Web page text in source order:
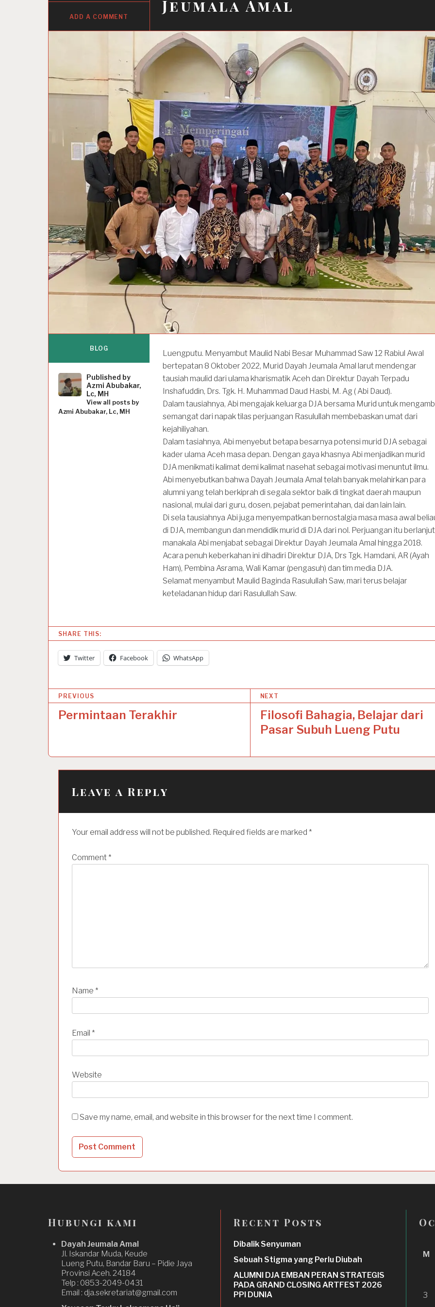
Jeumala Amal
ADD A COMMENT
Luengputu. Menyambut Maulid Nabi Besar Muhammad Saw 12 Rabiul Awal
bertepatan 8 Oktober 2022, Murid Dayah Jeumala Amal larut mendengar
tausiah maulid dari ulama kharismatik Aceh dan Direktur Dayah Terpadu
Inshafuddin, Drs. Tgk. H. Muhammad Daud Hasbi, M. Ag ( Abi Daud).
Dalam tausiahnya, Abi mengajak keluarga DJA bersama Murid untuk
semangat dari napak tilas perjuangan Rasulullah membebaskan umat dari
kejahiliyahan.
Dalam tasiahnya, Abi menyebut betapa besarnya potensi murid DJA sebagai
kader ulama Aceh masa depan. Dengan gaya khasnya Abi menjadikan murid
DJA menikmati kalimat demi kalimat nasehat sebagai motivasi menuntut ilmu.
Abi menyebutkan bahwa Dayah Jeumala Amal telah banyak melahirkan para
alumni yang telah berkiprah di segala sektor baik di tingkat daerah maupun
nasional, mulai dari guru, dosen, pejabat pemerintahan, dai dan lain lain.
Di sela tausiahnya Abi juga menyempatkan bernostalgia masa masa awal
di DJA, membangun dan mendidik murid di DJA dari nol. Perjuangan itu berlanjut
manakala Abi menjabat sebagai Direktur Dayah Jeumala Amal hingga 2018.
Acara penuh keberkahan ini dihadiri Direktur DJA, Drs Tgk. Hamdani, AR (Ayah
Ham), Pembina Asrama, Wali Kamar (pengasuh) dan tim media DJA.
Selamat menyambut Maulid Baginda Rasulullah Saw, mari terus belajar
keteladanan hidup dari Rasulullah Saw.
BLOG
Published by
Azmi Abubakar,
Lc, MH
View all posts by
Azmi Abubakar, Lc, MH
SHARE THIS:
Twitter Facebook WhatsApp
o
n
PREVIOUS
Permintaan Terakhir
NEXT
Filosofi Bahagia, Belajar dari
Pasar Subuh Lueng Putu
Leave a Reply
Your email address will not be published. Required fields are marked *
Comment *
Name *
Email *
Website
Save my name, email, and website in this browser for the next time I comment.
Hubungi kami
Dayah Jeumala Amal
Jl. Iskandar Muda, Keude
Lueng Putu, Bandar Baru – Pidie Jaya
Provinsi Aceh. 24184
Telp : 0853-2049-0431
Email : dja.sekretariat@gmail.com
Recent Posts
Dibalik Senyuman
Sebuah Stigma yang Perlu Diubah
ALUMNI DJA EMBAN PERAN STRATEGIS
PADA GRAND CLOSING ARTFEST 2026
PPI DUNIA
M
3